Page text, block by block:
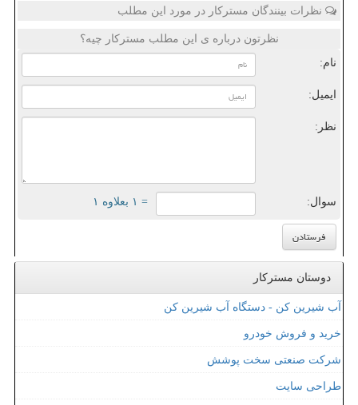
نظرات بینندگان مسترکار در مورد این مطلب
نظرتون درباره ی این مطلب مسترکار چیه؟
نام:
ایمیل:
نظر:
سوال: = ۱ بعلاوه ۱
دوستان مسترکار
آب شیرین کن - دستگاه آب شیرین کن
خرید و فروش خودرو
شرکت صنعتی سخت پوشش
طراحی سایت